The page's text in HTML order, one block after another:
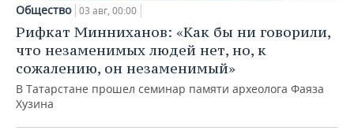
Общество 03 авг, 00:00
Рифкат Минниханов: «Как бы ни говорили,
что незаменимых людей нет, но, к
сожалению, он незаменимый»
В Татарстане прошел семинар памяти археолога Фаяза
Хузина